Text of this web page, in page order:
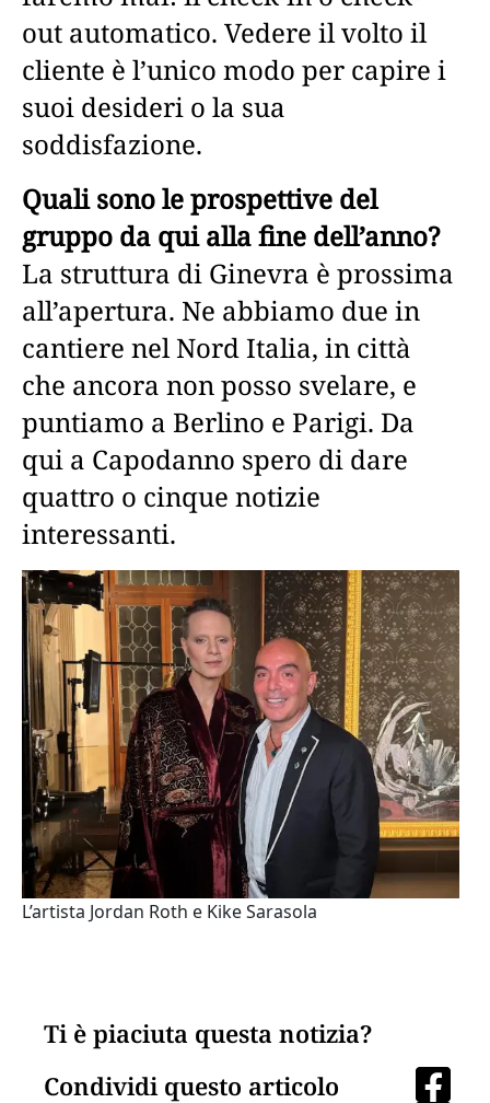
out automatico. Vedere il volto il
cliente è l’unico modo per capire i
suoi desideri o la sua
soddisfazione.
Quali sono le prospettive del
gruppo da qui alla fine dell’anno?
La struttura di Ginevra è prossima
all’apertura. Ne abbiamo due in
cantiere nel Nord Italia, in città
che ancora non posso svelare, e
puntiamo a Berlino e Parigi. Da
qui a Capodanno spero di dare
quattro o cinque notizie
interessanti.
L’artista Jordan Roth e Kike Sarasola
Ti è piaciuta questa notizia?
Condividi questo articolo